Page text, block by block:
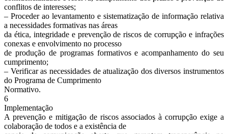
conflitos de interesses;
– Proceder ao levantamento e sistematização de informação relativa
a necessidades formativas nas áreas
da ética, integridade e prevenção de riscos de corrupção e infrações
conexas e envolvimento no processo
de produção de programas formativos e acompanhamento do seu
cumprimento;
– Verificar as necessidades de atualização dos diversos instrumentos
do Programa de Cumprimento
Normativo.
6
Implementação
A prevenção e mitigação de riscos associados à corrupção exige a
colaboração de todos e a existência de